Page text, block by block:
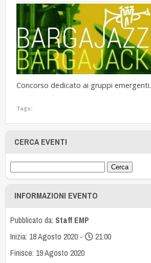
Concorso dedicato ai gruppi emergenti.
Tags:
CERCA EVENTI
INFORMAZIONI EVENTO
Pubblicato da: Staff EMP
Inizia: 18 Agosto 2020 -
21:00
Finisce: 19 Agosto 2020